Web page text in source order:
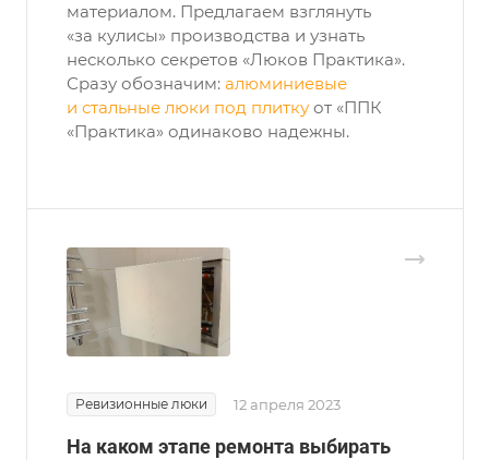
материалом. Предлагаем взглянуть
«за кулисы» производства и узнать
несколько секретов «Люков Практика».
Сразу обозначим: алюминиевые
и стальные люки под плитку от «ППК
«Практика» одинаково надежны.
Ревизионные люки 12 апреля 2023
На каком этапе ремонта выбирать